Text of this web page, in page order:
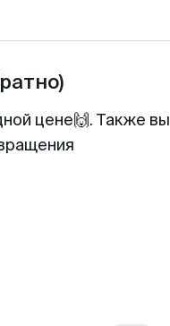
цене🙌. Также вы